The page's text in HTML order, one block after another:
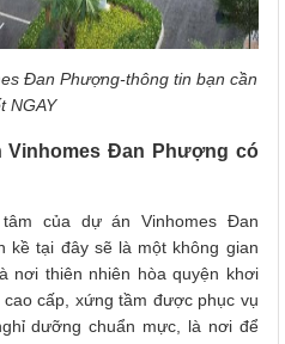
Đan Phượng-thông tin bạn cần
NGAY
Đan Phượng có
của dự án Vinhomes Đan
kề tại đây sẽ là một không gian
nơi thiên nhiên hòa quyện khơi
cấp, xứng tầm được phục vụ
dưỡng chuẩn mực, là nơi để